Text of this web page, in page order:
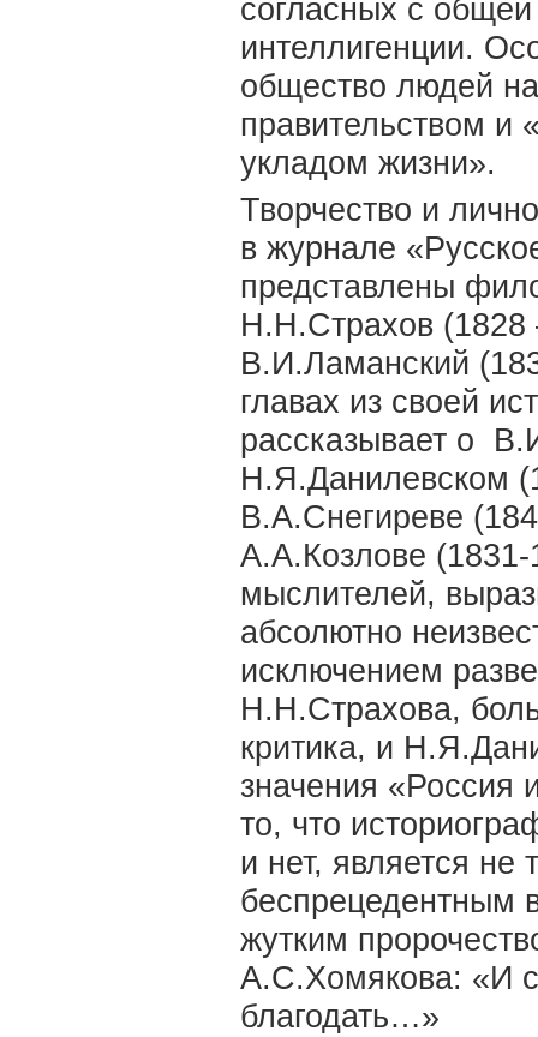
согласных с
интеллигенции.
общество людей
правительством и
укладом жизни».
Творчество и
в журнале
представлены
Н.Н.Страхов (1828
В.И.Ламанский
главах из своей
рассказывает о
Н.Я.Данилевском
В.А.Снегиреве
А.А.Козлове
мыслителей,
абсолютно
исключением
Н.Н.Страхова,
критика, и
значения «Россия
то, что
и нет, является
беспрецедентным
жутким
А.С.Хомякова: «И
благодать…»